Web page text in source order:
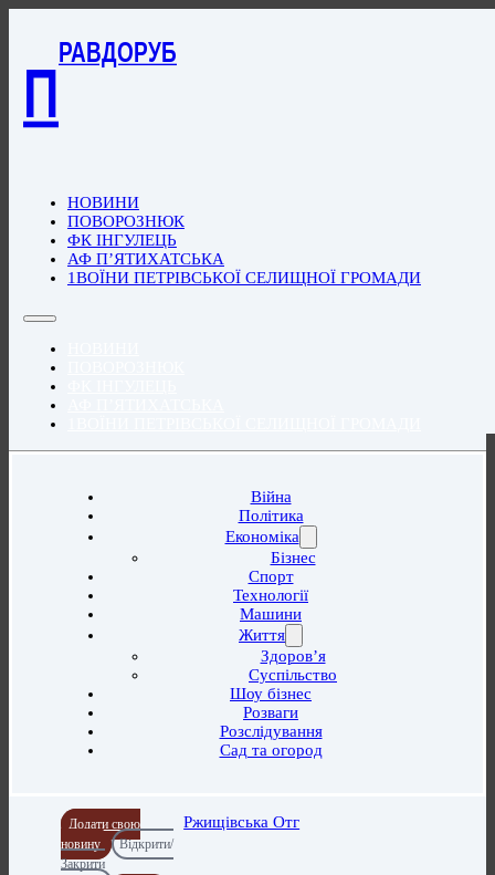
П
РАВДОРУБ
НОВИНИ
ПОВОРОЗНЮК
ФК ІНГУЛЕЦЬ
АФ П’ЯТИХАТСЬКА
1ВОЇНИ ПЕТРІВСЬКОЇ СЕЛИЩНОЇ ГРОМАДИ
Війна
Політика
Економіка
Бізнес
Спорт
Технології
Машини
Життя
Здоров’я
Суспільство
Шоу бізнес
Розваги
Розслідування
Сад та огород
Додати свою
новину
Відкрити/
Закрити
Ржищівська Отг